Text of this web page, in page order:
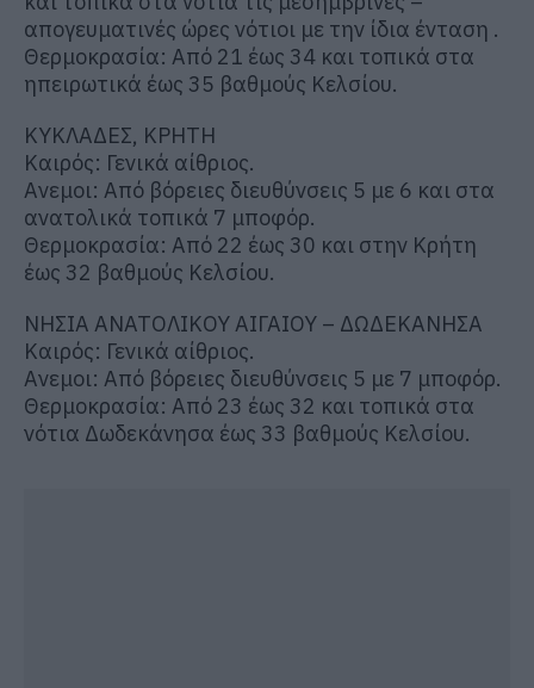
απογευματινές ώρες νότιοι με την ίδια ένταση .
Θερμοκρασία: Από 21 έως 34 και τοπικά στα
ηπειρωτικά έως 35 βαθμούς Κελσίου.
ΚΥΚΛΑΔΕΣ, ΚΡΗΤΗ
Καιρός: Γενικά αίθριος.
Ανεμοι: Από βόρειες διευθύνσεις 5 με 6 και στα
ανατολικά τοπικά 7 μποφόρ.
Θερμοκρασία: Από 22 έως 30 και στην Κρήτη
έως 32 βαθμούς Κελσίου.
ΝΗΣΙΑ ΑΝΑΤΟΛΙΚΟΥ ΑΙΓΑΙΟΥ – ΔΩΔΕΚΑΝΗΣΑ
Καιρός: Γενικά αίθριος.
Ανεμοι: Από βόρειες διευθύνσεις 5 με 7 μποφόρ.
Θερμοκρασία: Από 23 έως 32 και τοπικά στα
νότια Δωδεκάνησα έως 33 βαθμούς Κελσίου.